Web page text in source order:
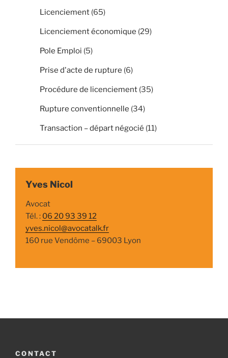
Licenciement (65)
Licenciement économique (29)
Pole Emploi (5)
Prise d'acte de rupture (6)
Procédure de licenciement (35)
Rupture conventionnelle (34)
Transaction – départ négocié (11)
Yves Nicol
Avocat
Tél. : 06 20 93 39 12
yves.nicol@avocatalk.fr
160 rue Vendôme – 69003 Lyon
CONTACT